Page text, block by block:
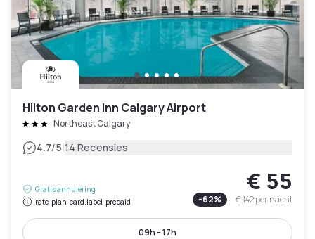
Hilton Garden Inn Calgary Airport
Northeast Calgary
4.7/5|14 Recensies
Gratis annulering
rate-plan-card.label-prepaid
€ 55
-62% € 142per nacht
09h - 17h